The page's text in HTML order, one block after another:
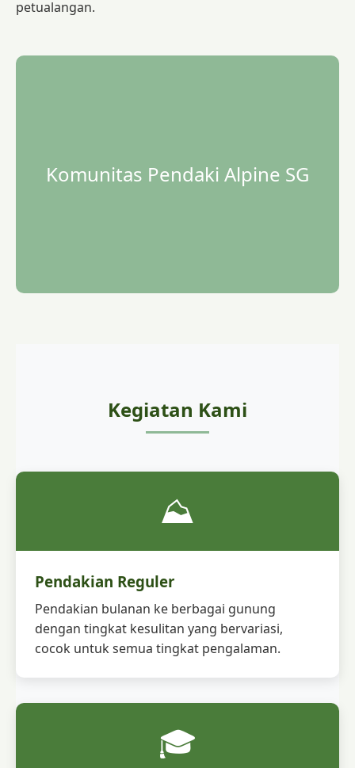
petualangan.
Komunitas Pendaki Alpine SG
Kegiatan Kami
⛰️
Pendakian Reguler
Pendakian bulanan ke berbagai gunung
dengan tingkat kesulitan yang bervariasi,
cocok untuk semua tingkat pengalaman.
🎓